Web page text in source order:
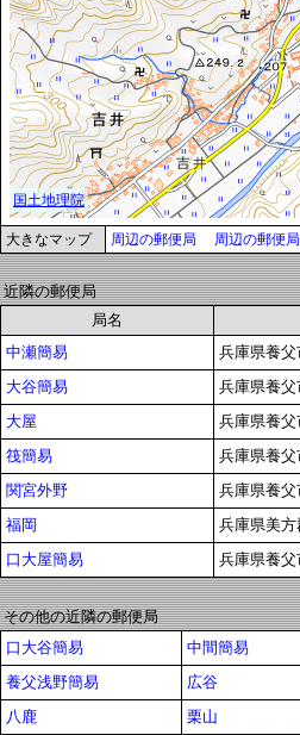
大きなマップ 周辺の郵便局 周辺の郵便
近隣の郵便局
局名
中瀬簡易
兵庫県養
大谷簡易
兵庫県養
大屋
兵庫県養
筏簡易
兵庫県養
関宮外野
兵庫県養
福岡
兵庫県美
口大屋簡易
兵庫県養
その他の近隣の郵便局
口大谷簡易
中間簡易
養父浅野簡易
広谷
八鹿
栗山